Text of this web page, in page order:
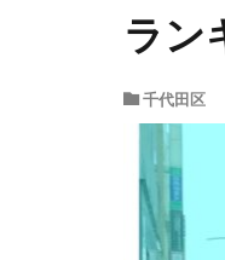
ラン
千代田区